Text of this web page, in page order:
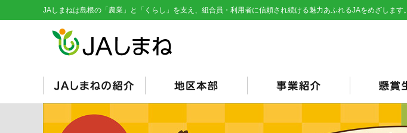
JAしまねは島根の「農業」と「くらし」を支え、組合員・利用者に信頼され続ける魅力あふれるJAをめざします。
経営理念・基本目標
総代会資料
JAとは/JAの仕組み
シンボルマーク
（加工・利用）
（JAバンク）